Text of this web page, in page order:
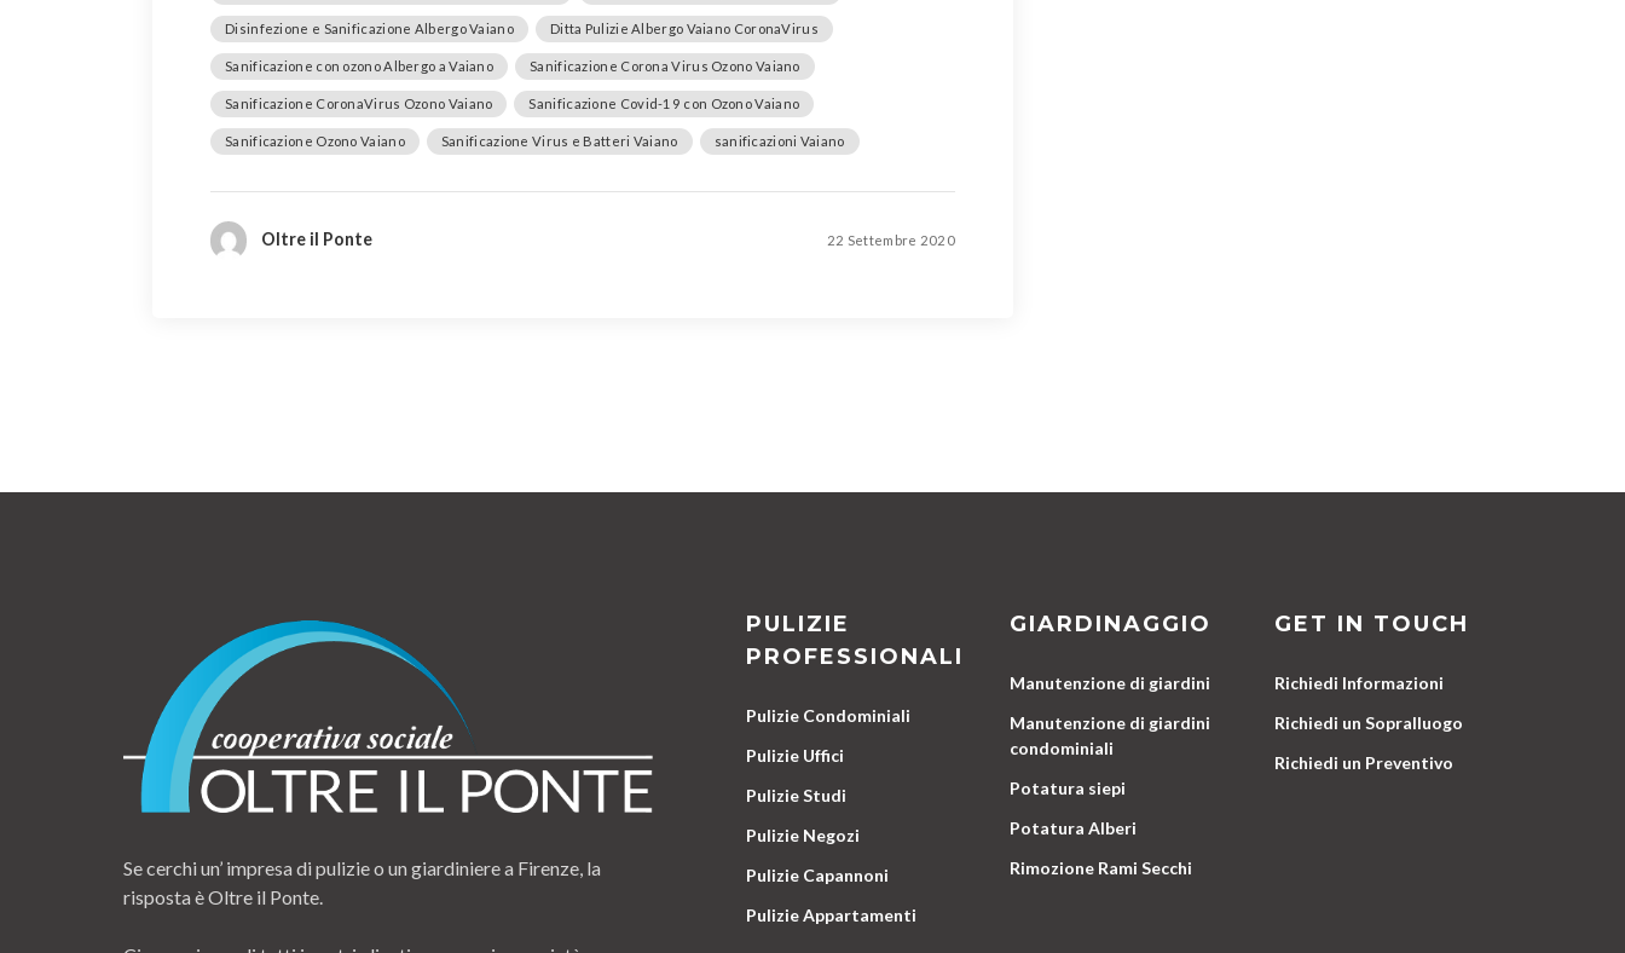
Disinfezione e Sanificazione Albergo Vaiano Ditta Pulizie Albergo Vaiano CoronaVirus
Sanificazione con ozono Albergo a Vaiano Sanificazione Corona Virus Ozono Vaiano
Sanificazione CoronaVirus Ozono Vaiano Sanificazione Covid-19 con Ozono Vaiano
Sanificazione Ozono Vaiano Sanificazione Virus e Batteri Vaiano sanificazioni Vaiano
Oltre il Ponte 22 Settembre 2020
Se cerchi un’ impresa di pulizie o un giardiniere a Firenze, la
risposta è Oltre il Ponte.
PULIZIE
PROFESSIONALI
Pulizie Condominiali
Pulizie Uffici
Pulizie Studi
Pulizie Negozi
Pulizie Capannoni
Pulizie Appartamenti
GIARDINAGGIO
Manutenzione di giardini
Manutenzione di giardini
condominiali
Potatura siepi
Potatura Alberi
Rimozione Rami Secchi
GET IN TOUCH
Richiedi Informazioni
Richiedi un Sopralluogo
Richiedi un Preventivo